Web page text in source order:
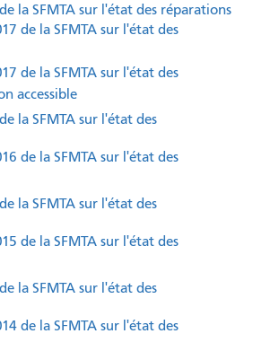
la SFMTA sur l'état des réparations
de la SFMTA sur l'état des
de la SFMTA sur l'état des
accessible
la SFMTA sur l'état des
de la SFMTA sur l'état des
la SFMTA sur l'état des
de la SFMTA sur l'état des
la SFMTA sur l'état des
de la SFMTA sur l'état des